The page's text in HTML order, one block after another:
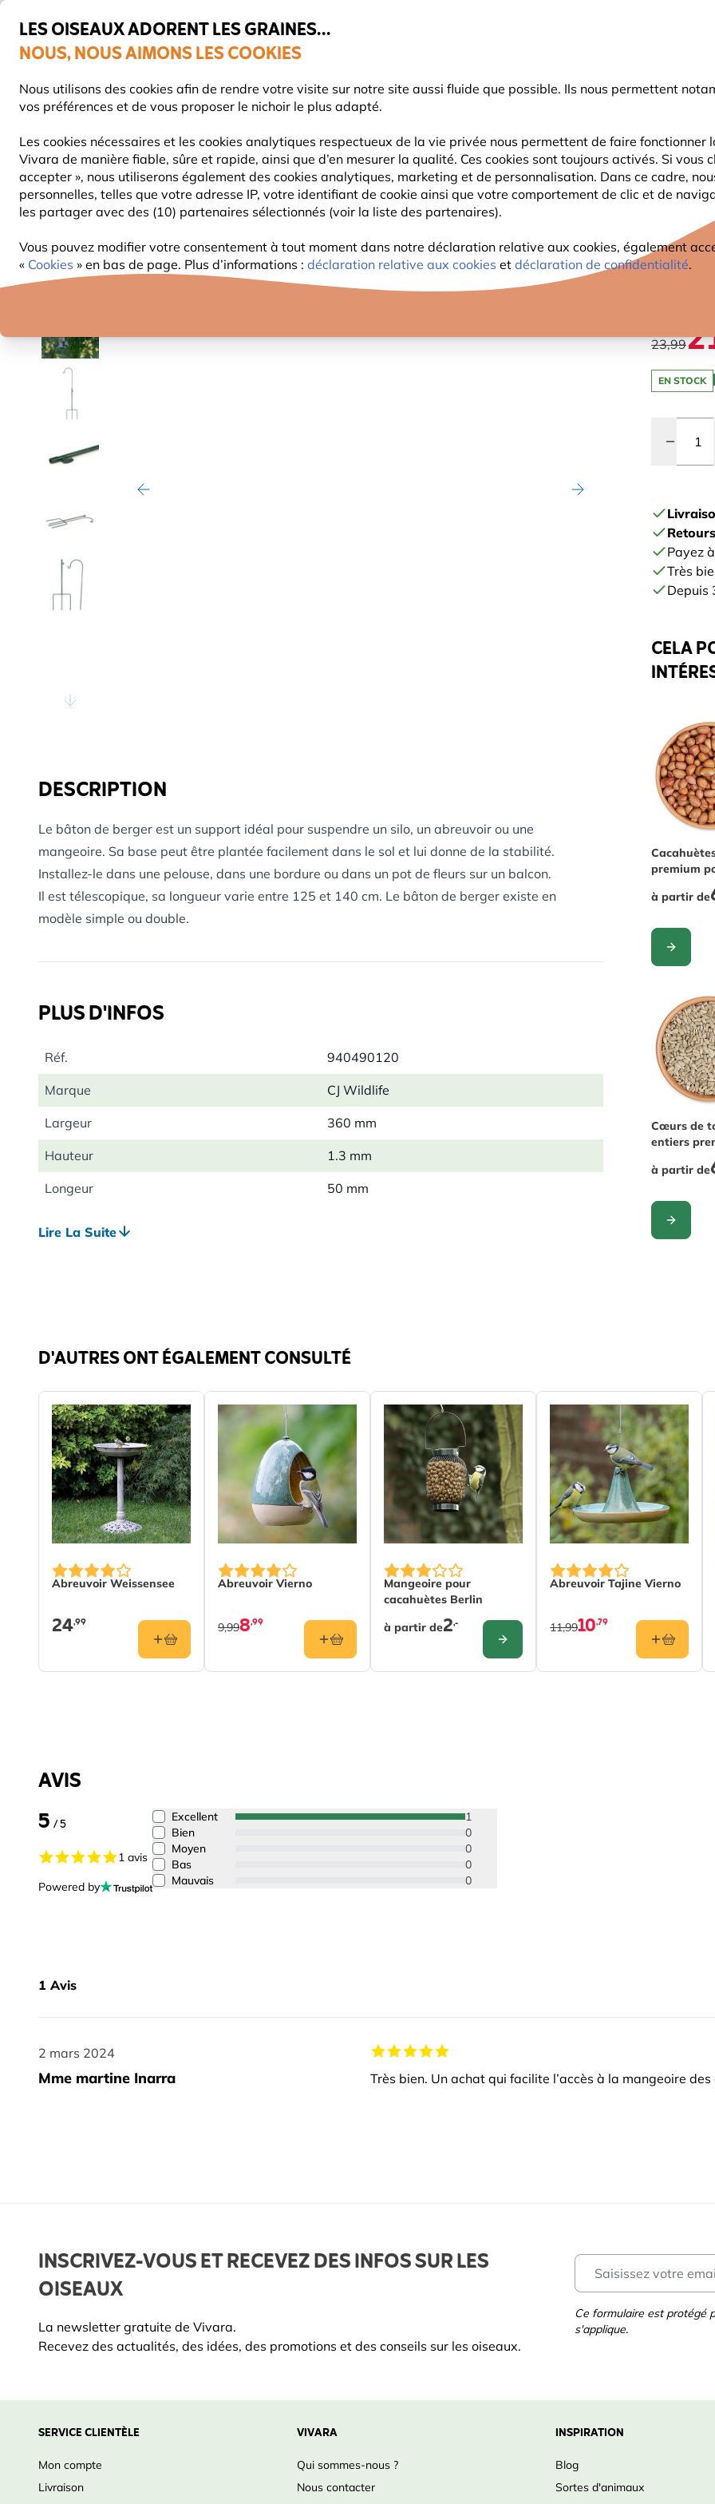
LES OISEAUX ADORENT LES GRAINES...
NOUS, NOUS AIMONS LES COOKIES
Nous utilisons des cookies afin de rendre votre visite sur notre site aussi fluide que possible. Ils nous permettent
vos préférences et de vous proposer le nichoir le plus adapté.
Les cookies nécessaires et les cookies analytiques respectueux de la vie privée nous permettent de faire fonctionner
Vivara de manière fiable, sûre et rapide, ainsi que d’en mesurer la qualité. Ces cookies sont toujours activés. Si vous
accepter », nous utiliserons également des cookies analytiques, marketing et de personnalisation. Dans ce cadre,
personnelles, telles que votre adresse IP, votre identifiant de cookie ainsi que votre comportement de clic et de
les partager avec des (10) partenaires sélectionnés (voir la liste des partenaires).
Vous pouvez modifier votre consentement à tout moment dans notre déclaration relative aux cookies, également
« Cookies » en bas de page. Plus d’informations : déclaration relative aux cookies et déclaration de confidentialité.
Très bien noté dans 11 pays
Livraison express gratuite dès 59 €
Chercher
NOURRITURE MANGEOIRES NICHOIRS FAUNE PLANTES OBSERVATION ENFANTS
Mangeoires Pour Oiseaux Poteaux pour mangeoires Bâton de berger simple (vert)
10% DE RÉDUCTION
23,99
EN STOCK
Payez
Très
Depuis
CELA
premium
The price
à partir de
Cœurs de
entiers
The price
à partir de
DESCRIPTION
Le bâton de berger est un support idéal pour suspendre un silo, un abreuvoir ou une
mangeoire. Sa base peut être plantée facilement dans le sol et lui donne de la stabilité.
Installez-le dans une pelouse, dans une bordure ou dans un pot de fleurs sur un balcon.
Il est télescopique, sa longueur varie entre 125 et 140 cm. Le bâton de berger existe en
modèle simple ou double.
PLUS D'INFOS
Réf. 940490120
Marque CJ Wildlife
Largeur 360 mm
Hauteur 1.3 mm
Longeur 50 mm
Lire La Suite
D'AUTRES ONT ÉGALEMENT CONSULTÉ
Abreuvoir Weissensee
24,99
Abreuvoir Vierno
8,99
9,99
Mangeoire pour
cacahuètes Berlin
The price depends on the options chosen on the
à partir de2,-
CONFIGURER
Abreuvoir Tajine Vierno
10,79
11,99
AVIS
5 / 5
1 avis
Powered by
Excellent
1
Bien
0
Moyen
0
Bas
0
Mauvais
0
1 Avis
2 mars 2024
2 mars 2024
Mme martine Inarra Très bien. Un achat qui facilite l’accès à la mangeoire des
INSCRIVEZ-VOUS ET RECEVEZ DES INFOS SUR LES
OISEAUX
La newsletter gratuite de Vivara.
Recevez des actualités, des idées, des promotions et des conseils sur les oiseaux.
Ce formulaire est protégé
s'applique.
SERVICE CLIENTÈLE
Mon compte
Livraison
VIVARA
Qui sommes-nous ?
Nous contacter
INSPIRATION
Blog
Sortes d'animaux